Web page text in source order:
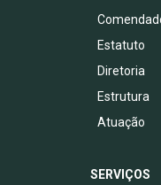
Estatuto
Diretoria
Estrutura
Atuação
SERVIÇOS